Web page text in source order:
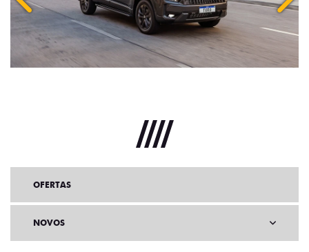
OFERTAS
NOVOS